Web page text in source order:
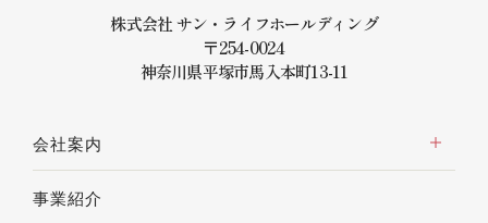
株式会社 サン・ライフホールディング
〒254-0024
神奈川県平塚市馬入本町13-11
会社案内
事業紹介